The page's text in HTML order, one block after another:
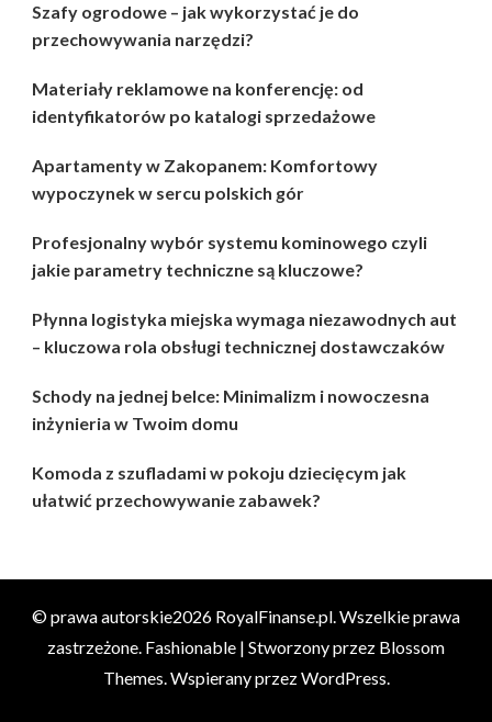
Szafy ogrodowe – jak wykorzystać je do
przechowywania narzędzi?
Materiały reklamowe na konferencję: od
identyfikatorów po katalogi sprzedażowe
Apartamenty w Zakopanem: Komfortowy
wypoczynek w sercu polskich gór
Profesjonalny wybór systemu kominowego czyli
jakie parametry techniczne są kluczowe?
Płynna logistyka miejska wymaga niezawodnych aut
– kluczowa rola obsługi technicznej dostawczaków
Schody na jednej belce: Minimalizm i nowoczesna
inżynieria w Twoim domu
Komoda z szufladami w pokoju dziecięcym jak
ułatwić przechowywanie zabawek?
© prawa autorskie2026 RoyalFinanse.pl. Wszelkie prawa
zastrzeżone. Fashionable | Stworzony przez Blossom
Themes. Wspierany przezWordPress.